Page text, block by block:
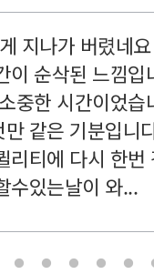
지나가 버렸네
이 순삭된 느낌
중한 시간이었
같은 기분입니
리티에 다시 한
수있는날이 와...